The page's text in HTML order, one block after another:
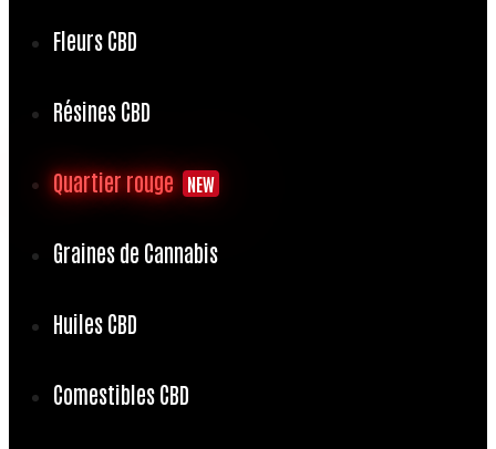
Fleurs CBD
Résines CBD
Quartier rouge NEW
Graines de Cannabis
Huiles CBD
Comestibles CBD